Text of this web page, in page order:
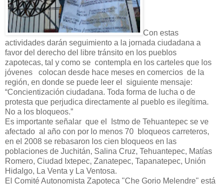
Con estas
actividades darán seguimiento a la jornada ciudadana a
favor del derecho del libre tránsito en los pueblos
zapotecas, tal y como se contempla en los carteles que los
jóvenes colocan desde hace meses en comercios de la
región, en donde se puede leer el siguiente mensaje:
“Concientización ciudadana. Toda forma de lucha o de
protesta que perjudica directamente al pueblo es ilegítima.
No a los bloqueos.”
Es importante señalar que el Istmo de Tehuantepec se ve
afectado al año con por lo menos 70 bloqueos carreteros,
en el 2008 se rebasaron los cien bloqueos en las
poblaciones de Juchitán, Salina Cruz, Tehuantepec, Matías
Romero, Ciudad Ixtepec, Zanatepec, Tapanatepec, Unión
Hidalgo, La Venta y La Ventosa.
El Comité Autonomista Zapoteca "Che Gorio Melendre" está